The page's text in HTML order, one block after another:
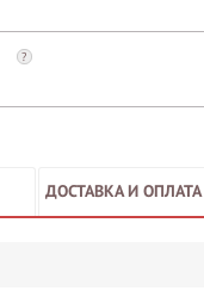
?
ДОСТАВКА И ОПЛАТА